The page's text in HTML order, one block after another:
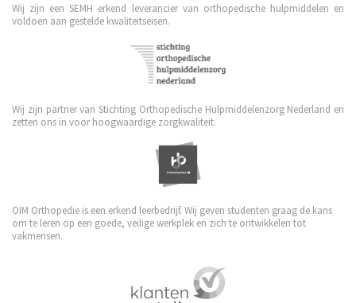
Wij zijn een SEMH erkend leverancier van orthopedische hulpmiddelen en
voldoen aan gestelde kwaliteitseisen.
Wij zijn partner van Stichting Orthopedische Hulpmiddelenzorg Nederland en
zetten ons in voor hoogwaardige zorgkwaliteit.
OIM Orthopedie is een erkend leerbedrijf. Wij geven studenten graag de kans
om te leren op een goede, veilige werkplek en zich te ontwikkelen tot
vakmensen.